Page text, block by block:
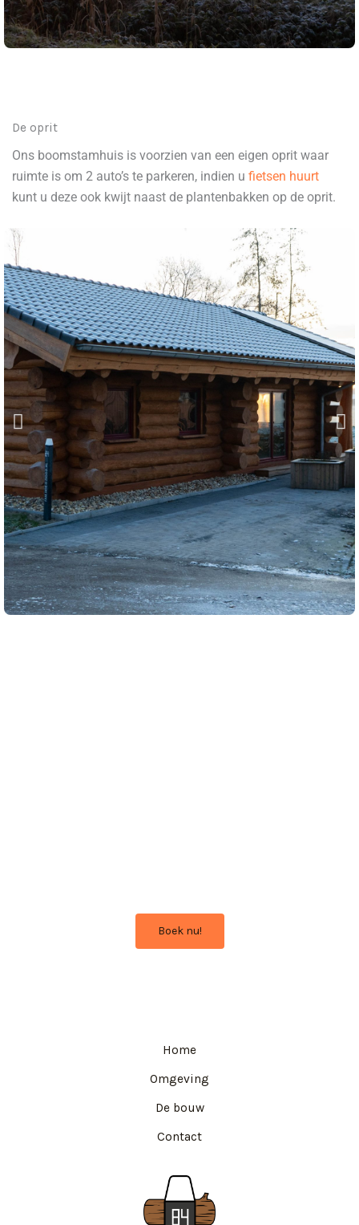
De oprit
Ons boomstamhuis is voorzien van een eigen oprit waar
ruimte is om 2 auto’s te parkeren, indien u fietsen huurt
kunt u deze ook kwijt naast de plantenbakken op de oprit.
Boek nu!
Home
Omgeving
De bouw
Contact